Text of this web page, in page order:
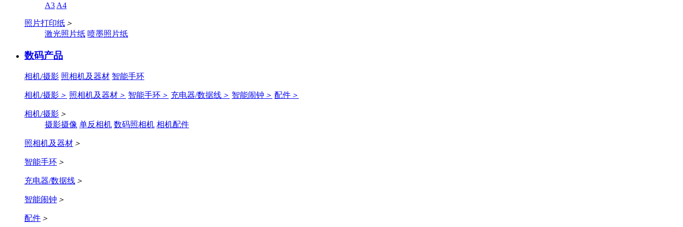
A3 A4
照片打印纸 ＞
激光照片纸 喷墨照片纸
数码产品
相机/摄影 照相机及器材 智能手环
相机/摄影 ＞ 照相机及器材 ＞ 智能手环 ＞ 充电器/数据线 ＞ 智能闹钟 ＞ 配件 ＞
相机/摄影 ＞
摄影摄像 单反相机 数码照相机 相机配件
照相机及器材 ＞
智能手环 ＞
充电器/数据线 ＞
智能闹钟 ＞
配件 ＞